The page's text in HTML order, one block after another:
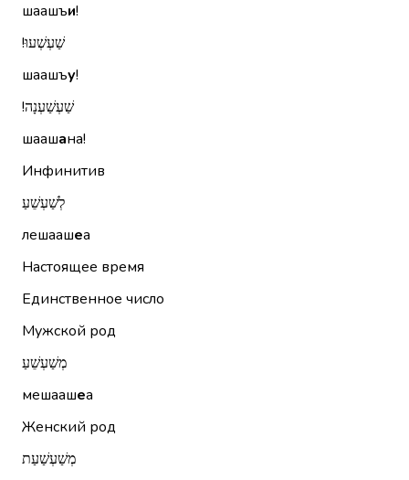
шаашъи!
שַׁעְשְׁעוּ!‏
шаашъу!
שַׁעְשַׁעְנָה!‏
шаашана!
Инфинитив
לְשַׁעְשֵׁעַ
лешаашеа
Настоящее время
Единственное число
Мужской род
מְשַׁעְשֵׁעַ
мешаашеа
Женский род
מְשַׁעְשַׁעַת